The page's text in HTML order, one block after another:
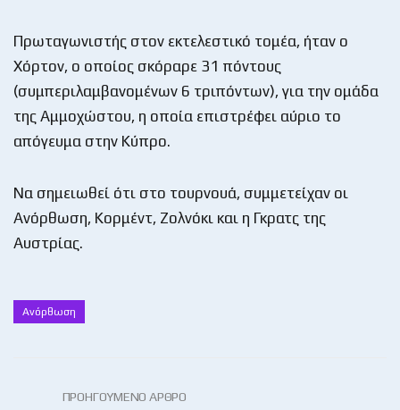
Πρωταγωνιστής στον εκτελεστικό τομέα, ήταν ο
Χόρτον, ο οποίος σκόραρε 31 πόντους
(συμπεριλαμβανομένων 6 τριπόντων), για την ομάδα
της Αμμοχώστου, η οποία επιστρέφει αύριο το
απόγευμα στην Κύπρο.
Να σημειωθεί ότι στο τουρνουά, συμμετείχαν οι
Ανόρθωση, Κορμέντ, Ζολνόκι και η Γκρατς της
Αυστρίας.
Ανόρθωση
ΠΡΟΗΓΟΎΜΕΝΟ ΆΡΘΡΟ